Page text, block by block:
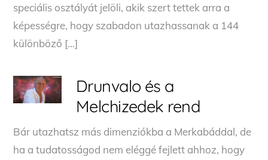
speciális osztályát jelöli, akik szert tettek arra a
képességre, hogy szabadon utazhassanak a 144
különböző […]
Drunvalo és a
Melchizedek rend
Bár utazhatsz más dimenziókba a Merkabáddal, de
ha a tudatosságod nem eléggé fejlett ahhoz, hogy